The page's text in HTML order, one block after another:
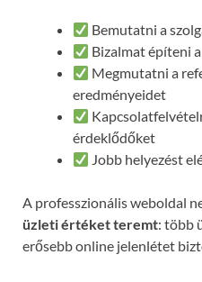
Bemutatni a
Bizalmat építeni
Megmutatni a
eredményeidet
érdeklődőket
Jobb helyezést
A professzionális weboldal
üzleti értéket teremt: több
erősebb online jelenlétet